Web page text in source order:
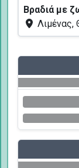
Βραδιά με
Λιμένας,